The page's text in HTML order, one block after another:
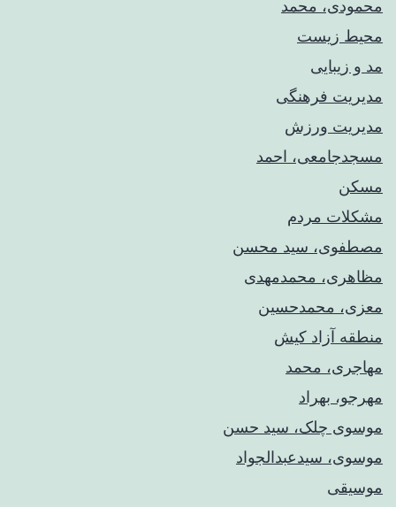
محمودی، محمد
محیط زیست
مد و زیبایی
مدیریت فرهنگی
مدیریت ورزش
مسجدجامعی، احمد
مسکن
مشکلات مردم
مصطفوی، سید محسن
مظاهری، محمدمهدی
معزی، محمدحسین
منطقه آزاد کیش
مهاجری، محمد
مهرجو، بهراد
موسوی چلک، سید حسن
موسوی، سیدعبدالجواد
موسیقی